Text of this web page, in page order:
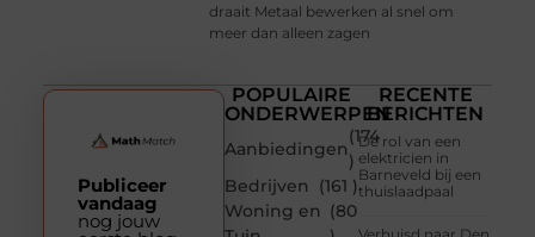
draait Metaal bewerken al snel om
meer dan alleen zagen
POPULAIRE
ONDERWERPEN
Aanbiedingen
(174
)
Bedrijven
(161 )
Woning en (80
RECENTE
BERICHTEN
De rol van een
elektricien in
Barneveld bij een
thuislaadpaal
Publiceer
vandaag
nog jouw